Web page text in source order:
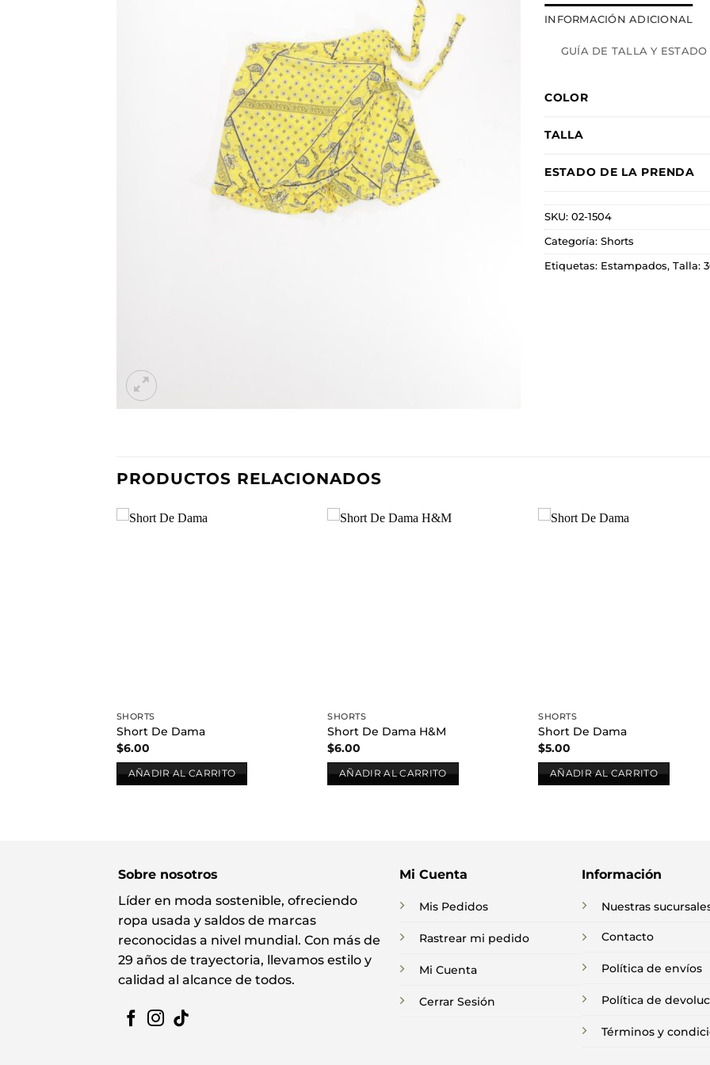
INFORMACIÓN ADICIONAL
GUÍA DE TALLA Y
COLOR
TALLA
ESTADO DE LA PRENDA
SKU: 02-1504
Categoría: Shorts
Etiquetas: Estampados, Talla:
PRODUCTOS RELACIONADOS
SHORTS
Short De Dama
$6.00
AÑADIR AL CARRITO
SHORTS
Short De Dama H&M
$6.00
AÑADIR AL CARRITO
SHORTS
Short De Dama
$5.00
AÑADIR AL CARRITO
Sobre nosotros
Líder en moda sostenible, ofreciendo
ropa usada y saldos de marcas
reconocidas a nivel mundial. Con más de
29 años de trayectoria, llevamos estilo y
calidad al alcance de todos.
Mi Cuenta
Mis Pedidos
Rastrear mi pedido
Mi Cuenta
Cerrar Sesión
Información
Nuestras
Contacto
Política de envíos
Política de
Términos y